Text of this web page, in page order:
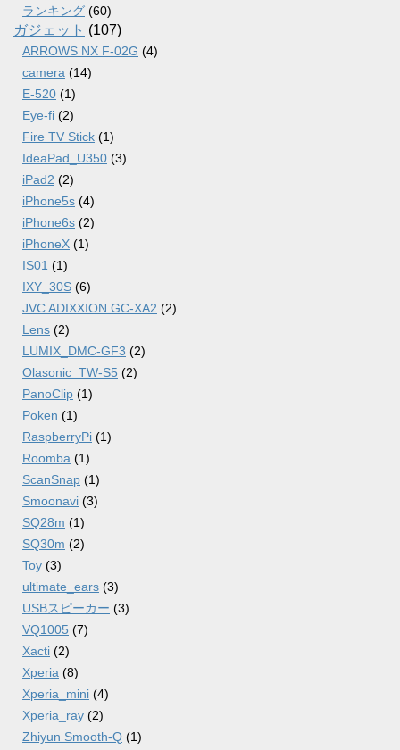
ランキング (60)
ガジェット (107)
ARROWS NX F-02G (4)
camera (14)
E-520 (1)
Eye-fi (2)
Fire TV Stick (1)
IdeaPad_U350 (3)
iPad2 (2)
iPhone5s (4)
iPhone6s (2)
iPhoneX (1)
IS01 (1)
IXY_30S (6)
JVC ADIXXION GC-XA2 (2)
Lens (2)
LUMIX_DMC-GF3 (2)
Olasonic_TW-S5 (2)
PanoClip (1)
Poken (1)
RaspberryPi (1)
Roomba (1)
ScanSnap (1)
Smoonavi (3)
SQ28m (1)
SQ30m (2)
Toy (3)
ultimate_ears (3)
USBスピーカー (3)
VQ1005 (7)
Xacti (2)
Xperia (8)
Xperia_mini (4)
Xperia_ray (2)
Zhiyun Smooth-Q (1)